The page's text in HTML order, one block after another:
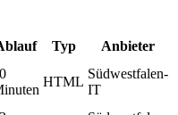
Typ Anbieter
HTML
Südwestfalen-
IT